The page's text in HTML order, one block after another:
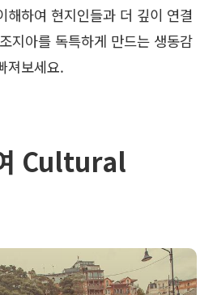
해하여 현지인들과 더 깊이 연결
지아를 독특하게 만드는 생동감
져보세요.
Cultural